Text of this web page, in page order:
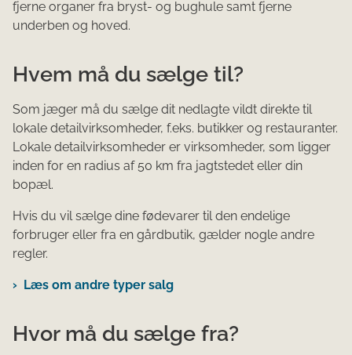
fjerne organer fra bryst- og bughule samt fjerne
underben og hoved.
Hvem må ​d​u sælge til?​
Som jæger må​​ d​u sælge dit nedlagte vildt direkte til
lokale detailvirksomheder, f.eks. butikker og restaura​​nter.
Lokale detailvirksomheder er virksomheder, som ligger
inden for en radius af 50 km fra jagtstedet eller din
bopæl.​
Hvis du vil sælge dine fødevarer til den endelige
forbruger eller fra en gårdbutik, gælder nogle andre
regler.
Læs om andre typer salg
Hvor må d​u sælge fra?